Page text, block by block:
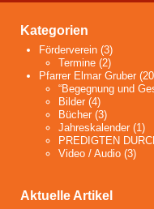
Kategorien
Förderverein (3)
Termine(2)
Pfarrer Elmar Gruber
“Begegnung und
Bilder(4)
Bücher(3)
Jahreskalender(1)
PREDIGTEN
Video / Audio(3)
Aktuelle Artikel